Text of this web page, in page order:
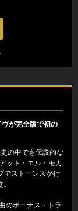
が完全版で初の
の中でも伝説的な
ット・エル・モカ
でストーンズが行
のボーナス・トラ